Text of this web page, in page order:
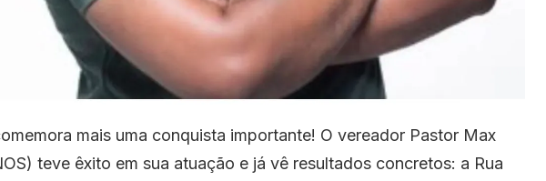
mais uma conquista importante! O vereador Pastor Max
teve êxito em sua atuação e já vê resultados concretos: a Rua